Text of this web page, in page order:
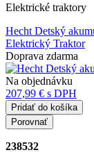
Elektrické traktory
Hecht Detský
Elektrický Traktor
Doprava zdarma
Na objednávku
207,99 € s DPH
Pridať do košíka
Porovnať
238532